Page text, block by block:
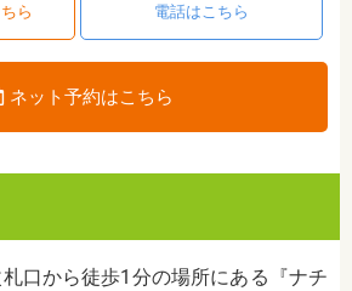
ら 電話はこちら
ネット予約はこちら
口から徒歩1分の場所にある『ナチ